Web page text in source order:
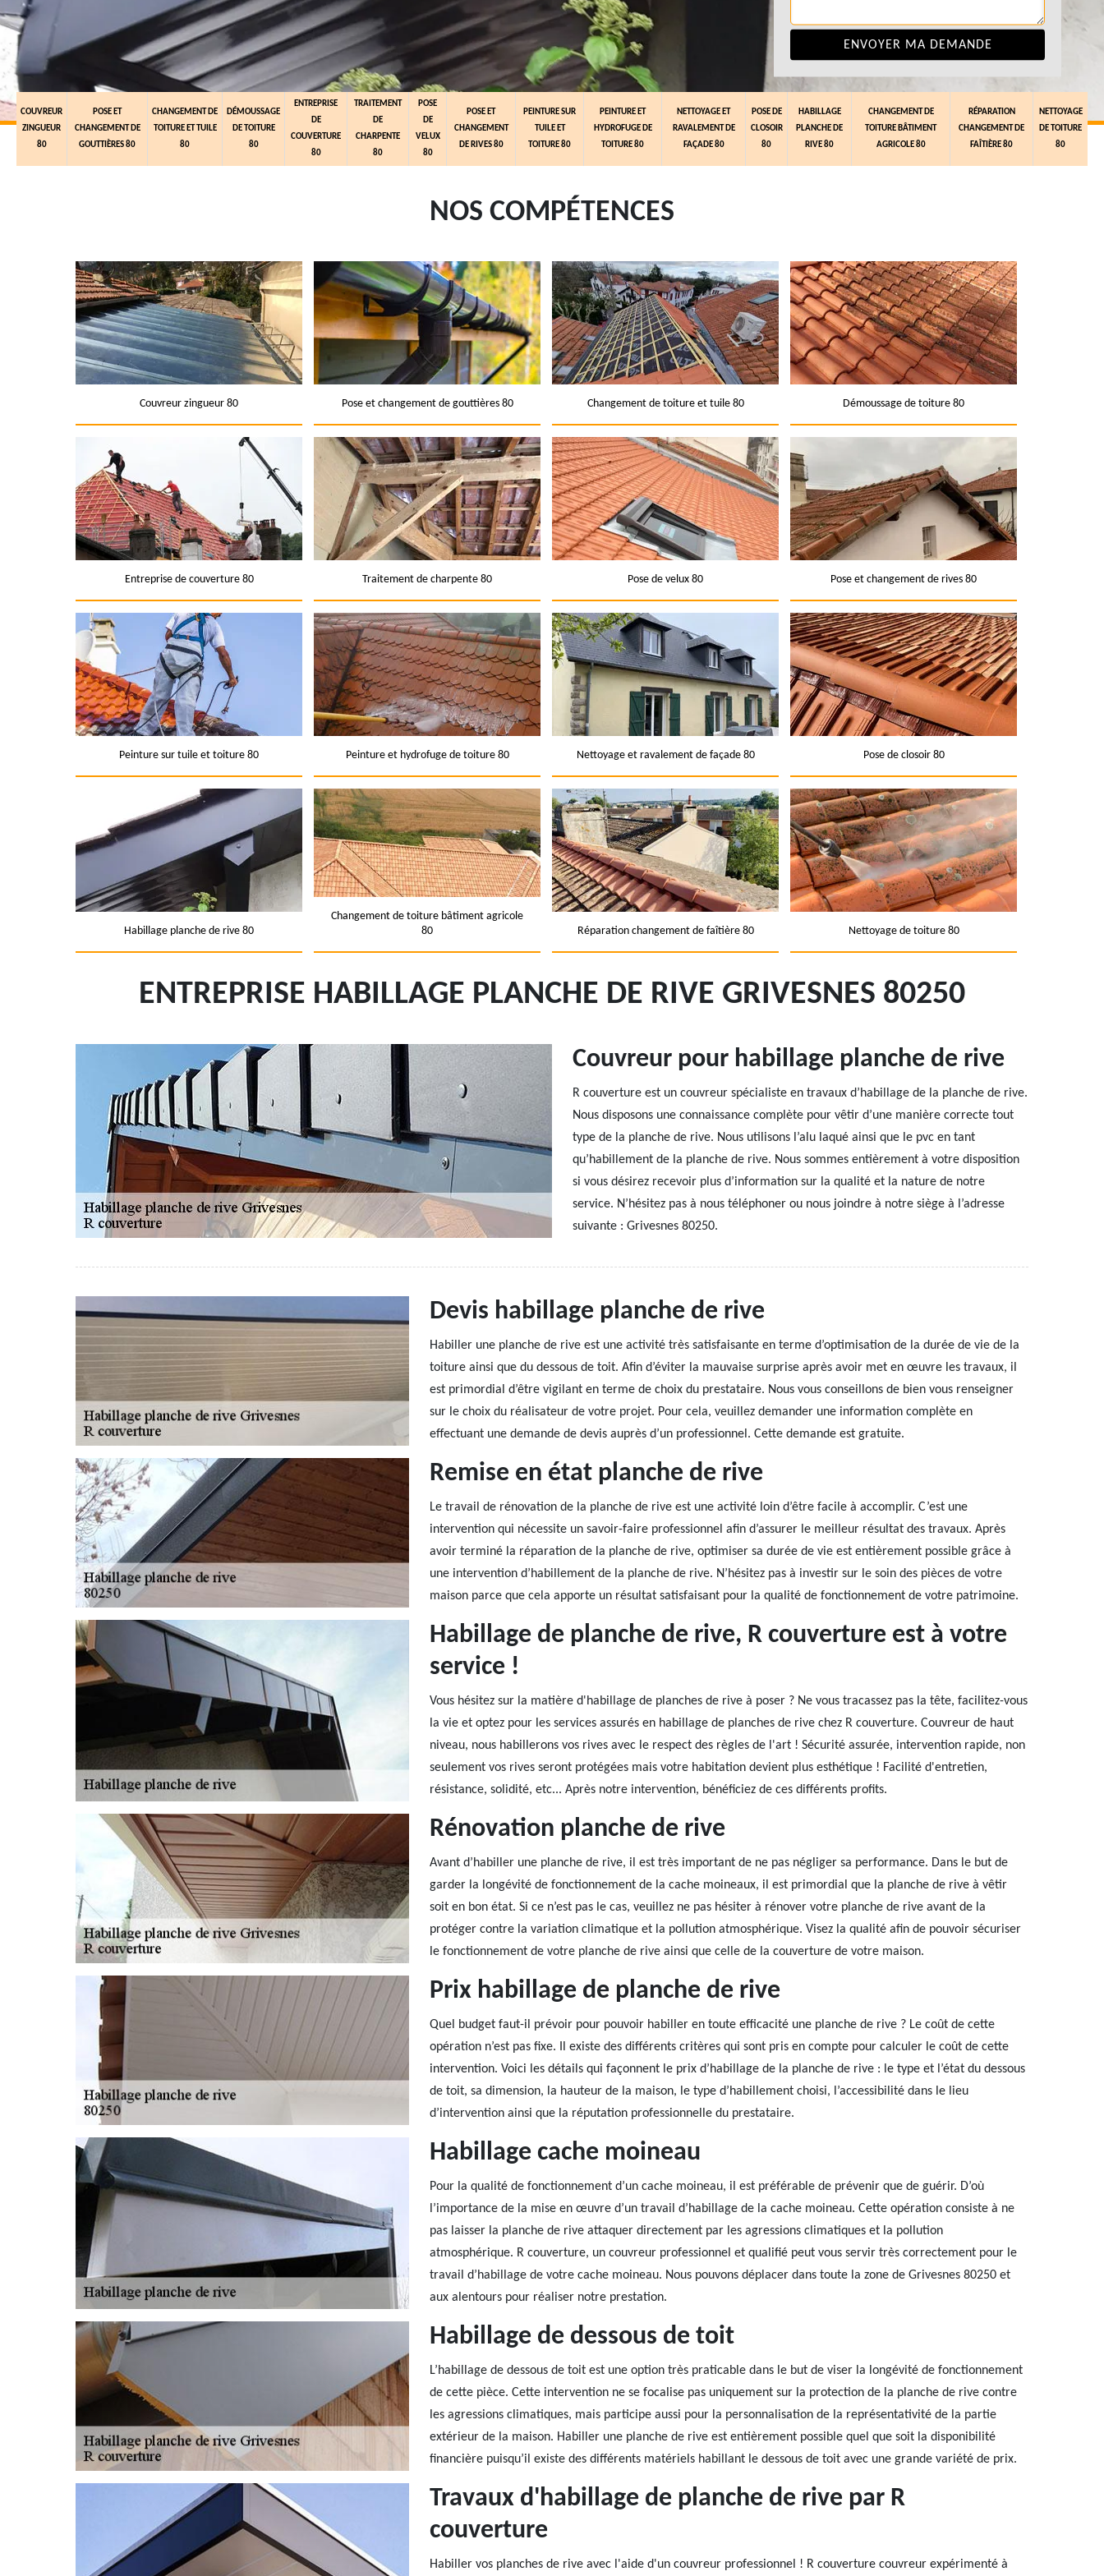
COUVREUR
ZINGUEUR
80
POSE ET
CHANGEMENT DE
GOUTTIÈRES 80
CHANGEMENT DE
TOITURE ET TUILE
80
DÉMOUSSAGE
DE TOITURE
80
ENTREPRISE
DE
COUVERTURE
80
TRAITEMENT
DE
CHARPENTE
80
POSE
DE
VELUX
80
POSE ET
CHANGEMENT
DE RIVES 80
PEINTURE SUR
TUILE ET
TOITURE 80
PEINTURE ET
HYDROFUGE DE
TOITURE 80
NETTOYAGE ET
RAVALEMENT DE
FAÇADE 80
POSE DE
CLOSOIR
80
HABILLAGE
PLANCHE DE
RIVE 80
CHANGEMENT DE
TOITURE BÂTIMENT
AGRICOLE 80
RÉPARATION
CHANGEMENT DE
FAÎTIÈRE 80
NETTOYAGE
DE TOITURE
80
NOS COMPÉTENCES
Couvreur zingueur 80 Pose et changement de gouttières 80 Changement de toiture et tuile 80 Démoussage de toiture 80
Entreprise de couverture 80 Traitement de charpente 80 Pose de velux 80 Pose et changement de rives 80
Peinture sur tuile et toiture 80 Peinture et hydrofuge de toiture 80 Nettoyage et ravalement de façade 80 Pose de closoir 80
Habillage planche de rive 80
Changement de toiture bâtiment agricole
80
Réparation changement de faîtière 80 Nettoyage de toiture 80
ENTREPRISE HABILLAGE PLANCHE DE RIVE GRIVESNES 80250
Couvreur pour habillage planche de rive
R couverture est un couvreur spécialiste en travaux d’habillage de la planche de rive.
Nous disposons une connaissance complète pour vêtir d’une manière correcte tout
type de la planche de rive. Nous utilisons l’alu laqué ainsi que le pvc en tant
qu’habillement de la planche de rive. Nous sommes entièrement à votre disposition
si vous désirez recevoir plus d’information sur la qualité et la nature de notre
service. N’hésitez pas à nous téléphoner ou nous joindre à notre siège à l’adresse
suivante : Grivesnes 80250.
Devis habillage planche de rive
Habiller une planche de rive est une activité très satisfaisante en terme d’optimisation de la durée de vie de la
toiture ainsi que du dessous de toit. Afin d’éviter la mauvaise surprise après avoir met en œuvre les travaux, il
est primordial d’être vigilant en terme de choix du prestataire. Nous vous conseillons de bien vous renseigner
sur le choix du réalisateur de votre projet. Pour cela, veuillez demander une information complète en
effectuant une demande de devis auprès d’un professionnel. Cette demande est gratuite.
Remise en état planche de rive
Le travail de rénovation de la planche de rive est une activité loin d’être facile à accomplir. C’est une
intervention qui nécessite un savoir-faire professionnel afin d’assurer le meilleur résultat des travaux. Après
avoir terminé la réparation de la planche de rive, optimiser sa durée de vie est entièrement possible grâce à
une intervention d’habillement de la planche de rive. N’hésitez pas à investir sur le soin des pièces de votre
maison parce que cela apporte un résultat satisfaisant pour la qualité de fonctionnement de votre patrimoine.
Habillage de planche de rive, R couverture est à votre
service !
Vous hésitez sur la matière d'habillage de planches de rive à poser ? Ne vous tracassez pas la tête, facilitez-vous
la vie et optez pour les services assurés en habillage de planches de rive chez R couverture. Couvreur de haut
niveau, nous habillerons vos rives avec le respect des règles de l'art ! Sécurité assurée, intervention rapide, non
seulement vos rives seront protégées mais votre habitation devient plus esthétique ! Facilité d'entretien,
résistance, solidité, etc... Après notre intervention, bénéficiez de ces différents profits.
Rénovation planche de rive
Avant d’habiller une planche de rive, il est très important de ne pas négliger sa performance. Dans le but de
garder la longévité de fonctionnement de la cache moineaux, il est primordial que la planche de rive à vêtir
soit en bon état. Si ce n’est pas le cas, veuillez ne pas hésiter à rénover votre planche de rive avant de la
protéger contre la variation climatique et la pollution atmosphérique. Visez la qualité afin de pouvoir sécuriser
le fonctionnement de votre planche de rive ainsi que celle de la couverture de votre maison.
Prix habillage de planche de rive
Quel budget faut-il prévoir pour pouvoir habiller en toute efficacité une planche de rive ? Le coût de cette
opération n’est pas fixe. Il existe des différents critères qui sont pris en compte pour calculer le coût de cette
intervention. Voici les détails qui façonnent le prix d’habillage de la planche de rive : le type et l’état du dessous
de toit, sa dimension, la hauteur de la maison, le type d’habillement choisi, l’accessibilité dans le lieu
d’intervention ainsi que la réputation professionnelle du prestataire.
Habillage cache moineau
Pour la qualité de fonctionnement d’un cache moineau, il est préférable de prévenir que de guérir. D’où
l’importance de la mise en œuvre d’un travail d’habillage de la cache moineau. Cette opération consiste à ne
pas laisser la planche de rive attaquer directement par les agressions climatiques et la pollution
atmosphérique. R couverture, un couvreur professionnel et qualifié peut vous servir très correctement pour le
travail d’habillage de votre cache moineau. Nous pouvons déplacer dans toute la zone de Grivesnes 80250 et
aux alentours pour réaliser notre prestation.
Habillage de dessous de toit
L’habillage de dessous de toit est une option très praticable dans le but de viser la longévité de fonctionnement
de cette pièce. Cette intervention ne se focalise pas uniquement sur la protection de la planche de rive contre
les agressions climatiques, mais participe aussi pour la personnalisation de la représentativité de la partie
extérieur de la maison. Habiller une planche de rive est entièrement possible quel que soit la disponibilité
financière puisqu’il existe des différents matériels habillant le dessous de toit avec une grande variété de prix.
Travaux d'habillage de planche de rive par R
couverture
Habiller vos planches de rive avec l'aide d'un couvreur professionnel ! R couverture couvreur expérimenté à